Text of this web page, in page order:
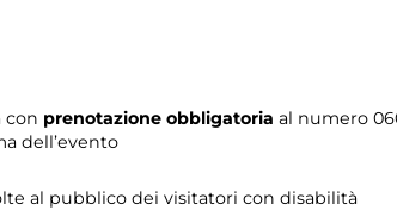
con prenotazione obbligatoria al numero
dell’evento
al pubblico dei visitatori con disabilità